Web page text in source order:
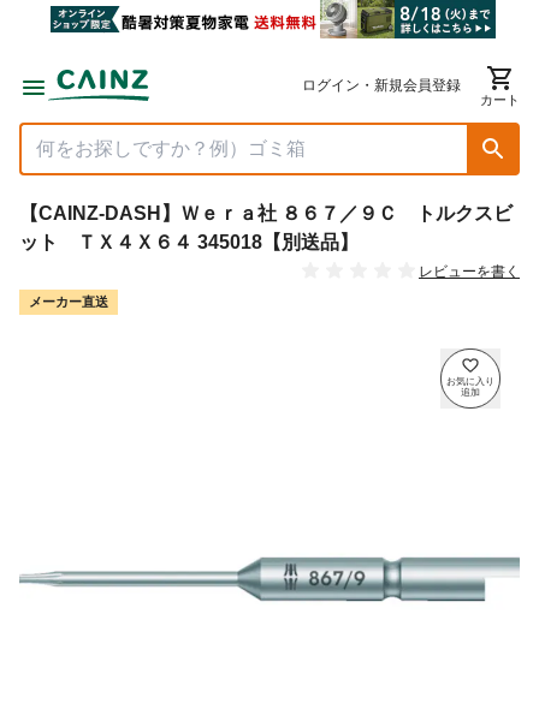
ログイン・新規会員登録
カート
【CAINZ-DASH】Ｗｅｒａ社 ８６７／９Ｃ トルクスビ
ット ＴＸ４Ｘ６４ 345018【別送品】
レビューを書く
メーカー直送